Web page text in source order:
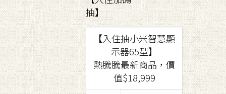
抽】
【入住抽小米智慧顯
示器65型】
熱騰騰最新商品，價
值$18,999